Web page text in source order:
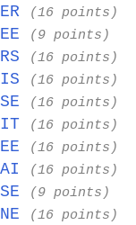
(16 points)
(9 points)
(16 points)
(16 points)
(16 points)
(16 points)
(16 points)
(16 points)
(9 points)
(16 points)